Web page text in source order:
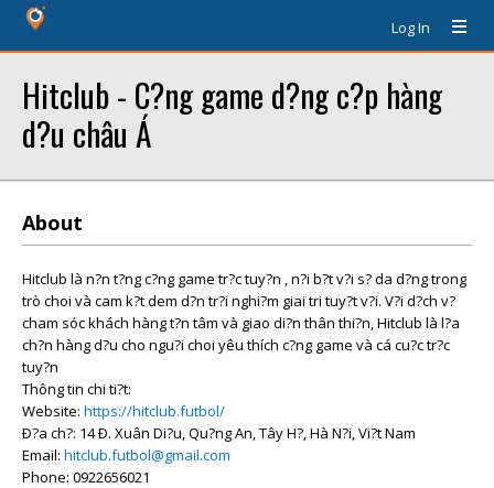
Log In
Hitclub - C?ng game d?ng c?p hàng
d?u châu Á
About
Hitclub là n?n t?ng c?ng game tr?c tuy?n , n?i b?t v?i s? da d?ng trong
trò choi và cam k?t dem d?n tr?i nghi?m giai tri tuy?t v?i. V?i d?ch v?
cham sóc khách hàng t?n tâm và giao di?n thân thi?n, Hitclub là l?a
ch?n hàng d?u cho ngu?i choi yêu thích c?ng game và cá cu?c tr?c
tuy?n
Thông tin chi ti?t:
Website: https://hitclub.futbol/
Ð?a ch?: 14 Ð. Xuân Di?u, Qu?ng An, Tây H?, Hà N?i, Vi?t Nam
Email: hitclub.futbol@gmail.com
Phone: 0922656021